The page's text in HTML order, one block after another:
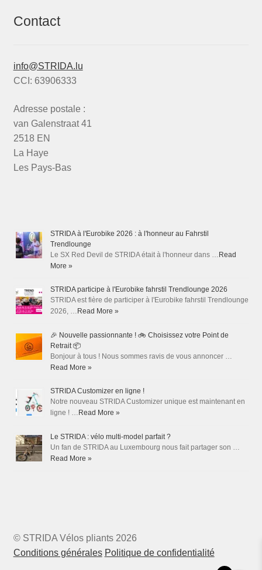
Contact
info@STRIDA.lu
CCI: 63906333
Adresse postale :
van Galenstraat 41
2518 EN
La Haye
Les Pays-Bas
STRIDA à l'Eurobike 2026 : à l'honneur au Fahrstil
Trendlounge
Le SX Red Devil de STRIDA était à l'honneur dans … Read
More »
STRIDA participe à l'Eurobike fahrstil Trendlounge 2026
STRIDA est fière de participer à l'Eurobike fahrstil Trendlounge
2026, … Read More »
🎉 Nouvelle passionnante ! 🚲 Choisissez votre Point de
Retrait 📦
Bonjour à tous ! Nous sommes ravis de vous annoncer …
Read More »
STRIDA Customizer en ligne !
Notre nouveau STRIDA Customizer unique est maintenant en
ligne ! … Read More »
Le STRIDA : vélo multi-model parfait ?
Un fan de STRIDA au Luxembourg nous fait partager son …
Read More »
© STRIDA Vélos pliants 2026
Conditions générales Politique de confidentialité